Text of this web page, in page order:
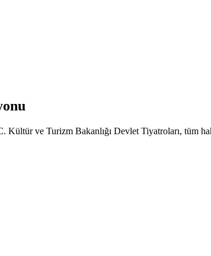
ve Turizm Bakanlığı Devlet Tiyatroları, tüm